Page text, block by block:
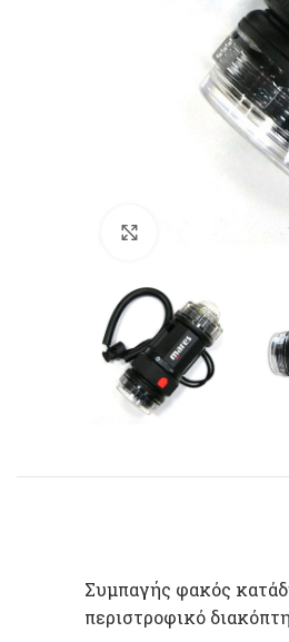
Πατήστε για
Συμπαγής φακός
περιστροφικό